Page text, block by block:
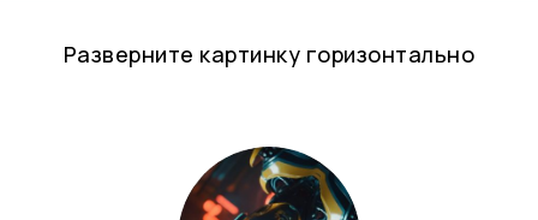
Разверните картинку горизонтально